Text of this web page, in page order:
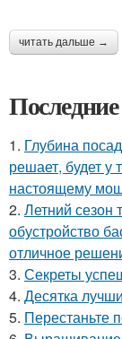
читать дальше →
1. Глубина
решает, будет у
настоящему
2. Летний сезон
обустройство
отличное
3. Секреты
4. Десятка
5. Перестаньте